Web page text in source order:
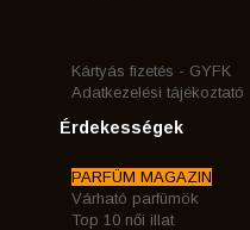
Kártyás fizetés - GYFK
Adatkezelési tájékoztató
Érdekességek
PARFÜM MAGAZIN
Várható parfümök
Top 10 női illat